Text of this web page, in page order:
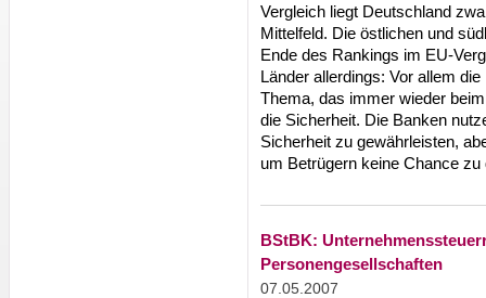
Vergleich liegt Deutschland
Mittelfeld. Die östlichen und
Ende des Rankings im EU-
Länder allerdings: Vor allem
Thema, das immer wieder
die Sicherheit. Die Banken
Sicherheit zu gewährleisten,
um Betrügern keine Chance zu
BStBK:
Personengesellschaften
07.05.2007